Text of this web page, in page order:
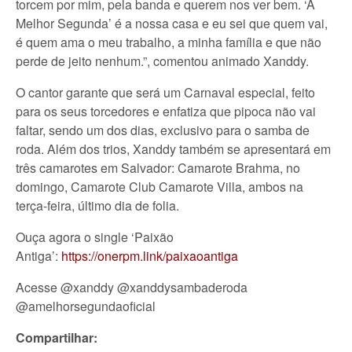
torcem por mim, pela banda e querem nos ver bem. ‘A
Melhor Segunda’ é a nossa casa e eu sei que quem vai,
é quem ama o meu trabalho, a minha família e que não
perde de jeito nenhum.”, comentou animado Xanddy.
O cantor garante que será um Carnaval especial, feito
para os seus torcedores e enfatiza que pipoca não vai
faltar, sendo um dos dias, exclusivo para o samba de
roda. Além dos trios, Xanddy também se apresentará em
três camarotes em Salvador: Camarote Brahma, no
domingo, Camarote Club Camarote Villa, ambos na
terça-feira, último dia de folia.
Ouça agora o single ‘Paixão
Antiga’: https://onerpm.link/paixaoantiga
Acesse @xanddy @xanddysambaderoda
@amelhorsegundaoficial
Compartilhar: